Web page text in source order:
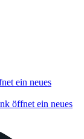
ein neues
öffnet ein neues